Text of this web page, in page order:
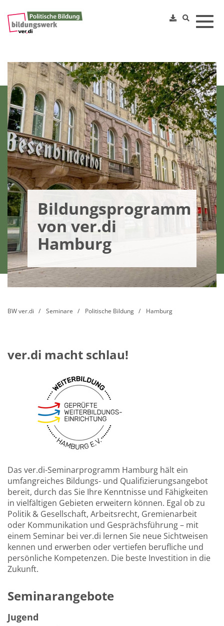
Bildungsprogramm
von ver.di
Hamburg
BW ver.di Seminare Politische Bildung Hamburg
ver.di macht schlau!
Das ver.di-Seminarprogramm Hamburg hält ein
umfangreiches Bildungs- und Qualifizierungsangebot
bereit, durch das Sie Ihre Kenntnisse und Fähigkeiten
in vielfältigen Gebieten erweitern können. Egal ob zu
Politik & Gesellschaft, Arbeitsrecht, Gremienarbeit
oder Kommunikation und Gesprächsführung – mit
einem Seminar bei ver.di lernen Sie neue Sichtweisen
kennen und erwerben oder vertiefen berufliche und
persönliche Kompetenzen. Die beste Investition in die
Zukunft.
Seminarangebote
Jugend